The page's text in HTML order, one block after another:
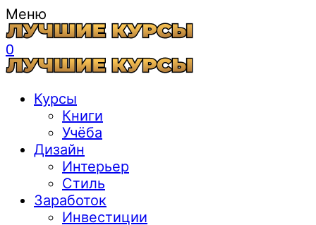
Меню
0
Курсы
Книги
Учёба
Дизайн
Интерьер
Стиль
Заработок
Инвестиции